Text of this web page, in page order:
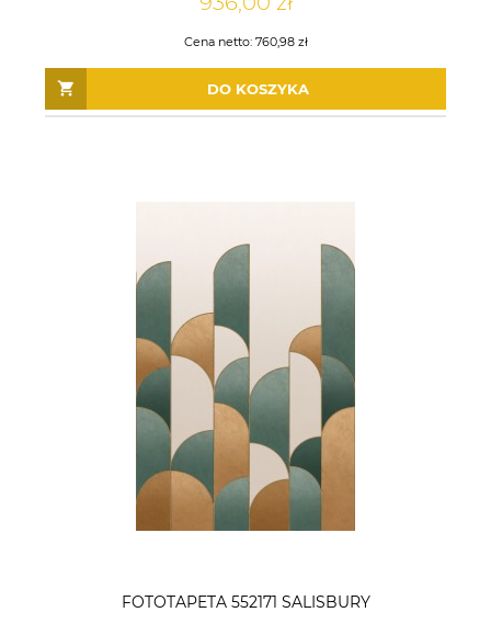
Cena netto: 760,98 zł
DO KOSZYKA
FOTOTAPETA 552171 SALISBURY